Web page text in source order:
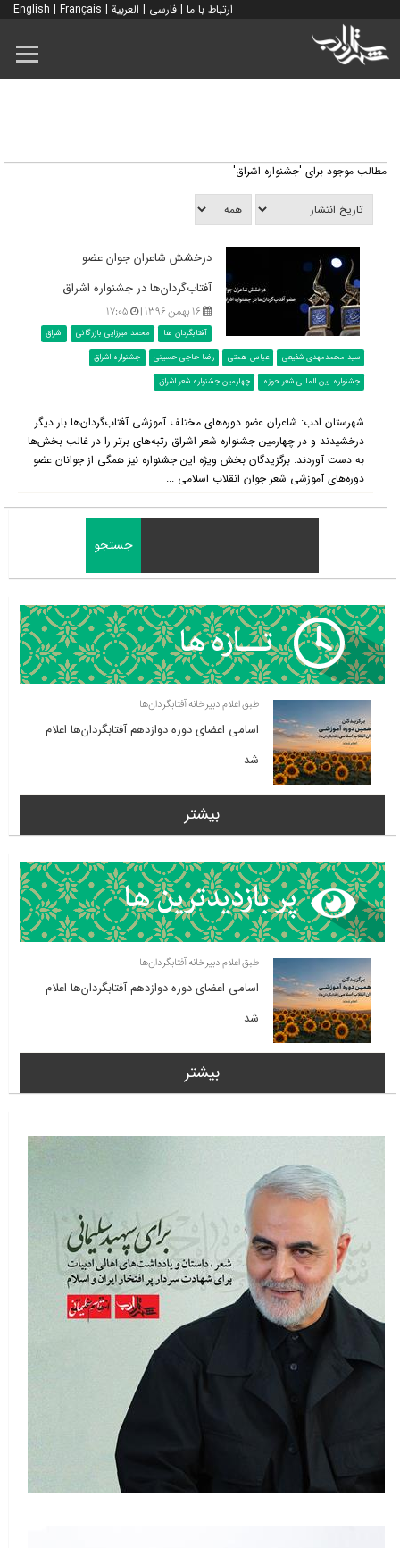
ارتباط با ما | فارسی | العربية |
English | Français
مطالب موجود برای 'جشنواره اشراق'
درخشش شاعران جوان عضو
آفتاب‌گردان‌ها در جشنواره اشراق
۱۶ بهمن ۱۳۹۶ | ۱۷:۰۵
آفتابگردان ها محمد میرزایی بازرگانی
اشراق
سید محمدمهدی شفیعی
عباس همتی رضا حاجی حسینی
جشنواره اشراق
جشنواره بین المللی شعر حوزه
چهارمین جشنواره شعر اشراق
شهرستان ادب: شاعران عضو دوره‌های مختلف آموزشی آفتاب‌گردان‌ها بار دیگر
درخشیدند و در چهارمین جشنواره شعر اشراق رتبه‌های برتر را در غالب بخش‌ها
به دست آوردند. برگزیدگان بخش ویژه این جشنواره نیز همگی از جوانان عضو
دوره‌های آموزشی شعر جوان انقلاب اسلامی ...
طبق اعلام دبیرخانه آفتابگردان‌ها
اسامی اعضای دوره دوازدهم آفتابگردان‌ها اعلام
شد
بیشتر
طبق اعلام دبیرخانه آفتابگردان‌ها
اسامی اعضای دوره دوازدهم آفتابگردان‌ها اعلام
شد
بیشتر